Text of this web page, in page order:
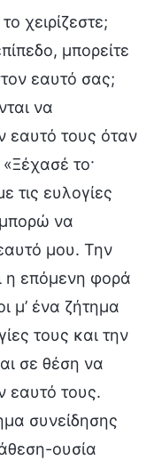
χειρίζεστε;
μπορείτε
εαυτό σας;
να
εαυτό τους όταν
το·
τις ευλογίες
να
μου. Την
η επόμενη φορά
μ’ ένα ζήτημα
τους και την
σε θέση να
εαυτό τους.
συνείδησης
ουσία